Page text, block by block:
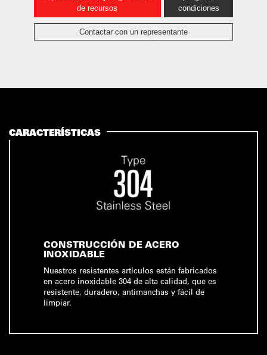
de recursos
condiciones
Contactar con un representante
CARACTERÍSTICAS
CONSTRUCCIÓN DE ACERO
INOXIDABLE
Nuestros resistentes artículos están fabricados
en acero inoxidable 304 de alta calidad, que es
resistente, duradero, antimanchas y fácil de
limpiar.